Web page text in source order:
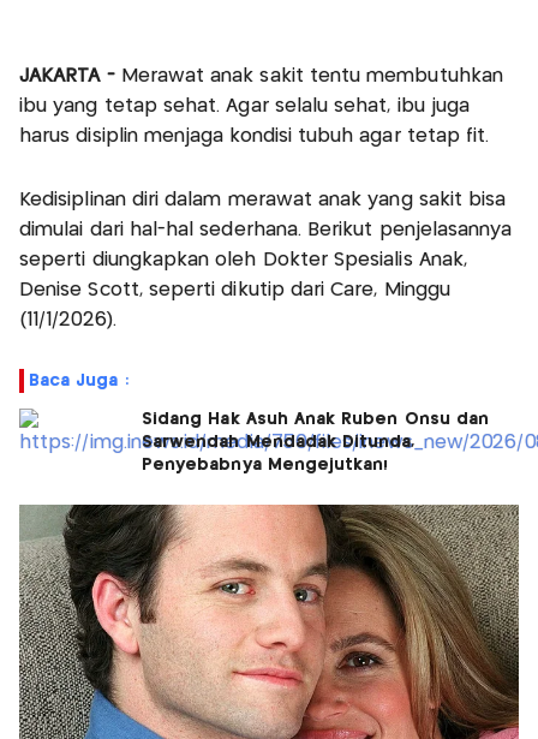
JAKARTA - Merawat anak sakit tentu membutuhkan
ibu yang tetap sehat. Agar selalu sehat, ibu juga
harus disiplin menjaga kondisi tubuh agar tetap fit.
Kedisiplinan diri dalam merawat anak yang sakit bisa
dimulai dari hal-hal sederhana. Berikut penjelasannya
seperti diungkapkan oleh Dokter Spesialis Anak,
Denise Scott, seperti dikutip dari Care, Minggu
(11/1/2026).
Baca Juga :
Sidang Hak Asuh Anak Ruben Onsu dan
Sarwendah Mendadak Ditunda,
Penyebabnya Mengejutkan!